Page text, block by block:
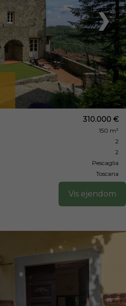
❯
310.000 €
150 m²
2
2
Pescaglia
Toscana
Vis ejendom